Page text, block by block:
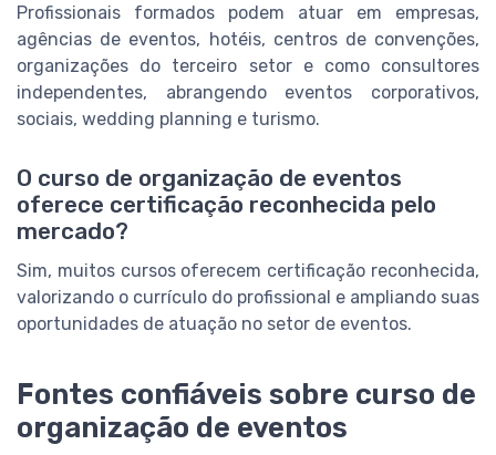
Profissionais formados podem atuar em empresas,
agências de eventos, hotéis, centros de convenções,
organizações do terceiro setor e como consultores
independentes, abrangendo eventos corporativos,
sociais, wedding planning e turismo.
O curso de organização de eventos
oferece certificação reconhecida pelo
mercado?
Sim, muitos cursos oferecem certificação reconhecida,
valorizando o currículo do profissional e ampliando suas
oportunidades de atuação no setor de eventos.
Fontes confiáveis sobre curso de
organização de eventos